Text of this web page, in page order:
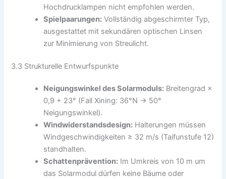
Hochdrucklampen nicht empfohlen werden.
Spielpaarungen: Vollständig abgeschirmter Typ,
ausgestattet mit sekundären optischen Linsen
zur Minimierung von Streulicht.
3.3 Strukturelle Entwurfspunkte
Neigungswinkel des Solarmoduls: Breitengrad ×
0,9 + 23° (Fall Xining: 36°N → 50°
Neigungswinkel).
Windwiderstandsdesign: Halterungen müssen
Windgeschwindigkeiten ≥ 32 m/s (Taifunstufe 12)
standhalten.
Schattenprävention: Im Umkreis von 10 m um
das Solarmodul dürfen keine Bäume oder